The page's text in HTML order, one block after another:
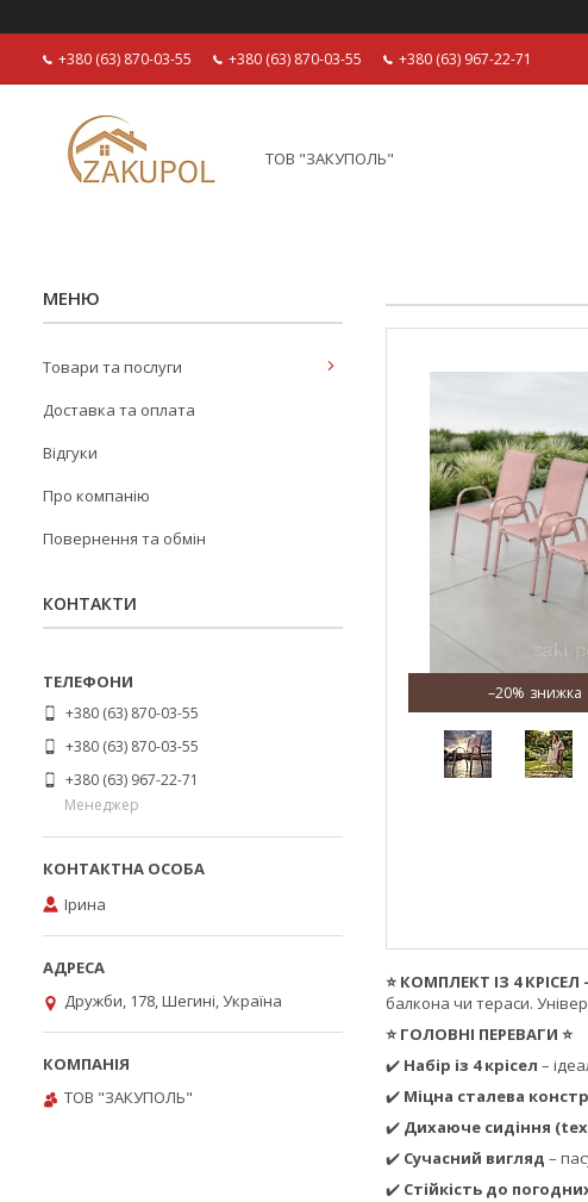
+380 (63) 870-03-55 +380 (63) 870-03-55 +380 (63) 967-22-71
ТОВ "ЗАКУПОЛЬ"
–20%
⭐ КОМПЛЕКТ ІЗ 4
балкона чи тераси.
⭐ ГОЛОВНІ ПЕРЕВАГИ ⭐
✔️ Набір із 4 крісел –
✔️ Міцна сталева
✔️ Дихаюче сидіння
✔️ Сучасний вигляд –
✔️ Стійкість до
Товари та послуги
Доставка та оплата
Відгуки
Про компанію
Повернення та обмін
КОНТАКТИ
+380 (63) 870-03-55
+380 (63) 870-03-55
+380 (63) 967-22-71
Менеджер
Ірина
Дружби, 178, Шегині, Україна
ТОВ "ЗАКУПОЛЬ"